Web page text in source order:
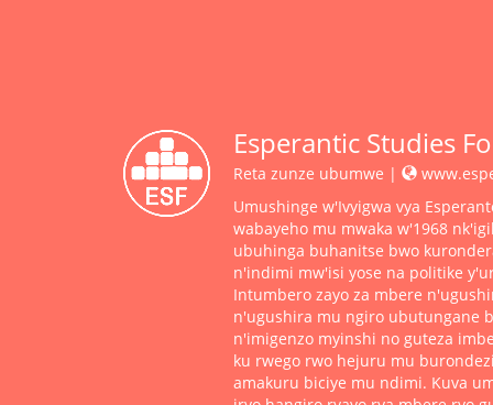
Esperantic Studies
Reta zunze ubumwe |
Umushinge w'Ivyigwa vya
wabayeho mu mwaka w'1968
ubuhinga buhanitse bwo
n'indimi mw'isi yose na politike
Intumbero zayo za mbere
n'ugushira mu ngiro ubutungane
n'imigenzo myinshi no guteza
ku rwego rwo hejuru mu
amakuru biciye mu ndimi. Kuva